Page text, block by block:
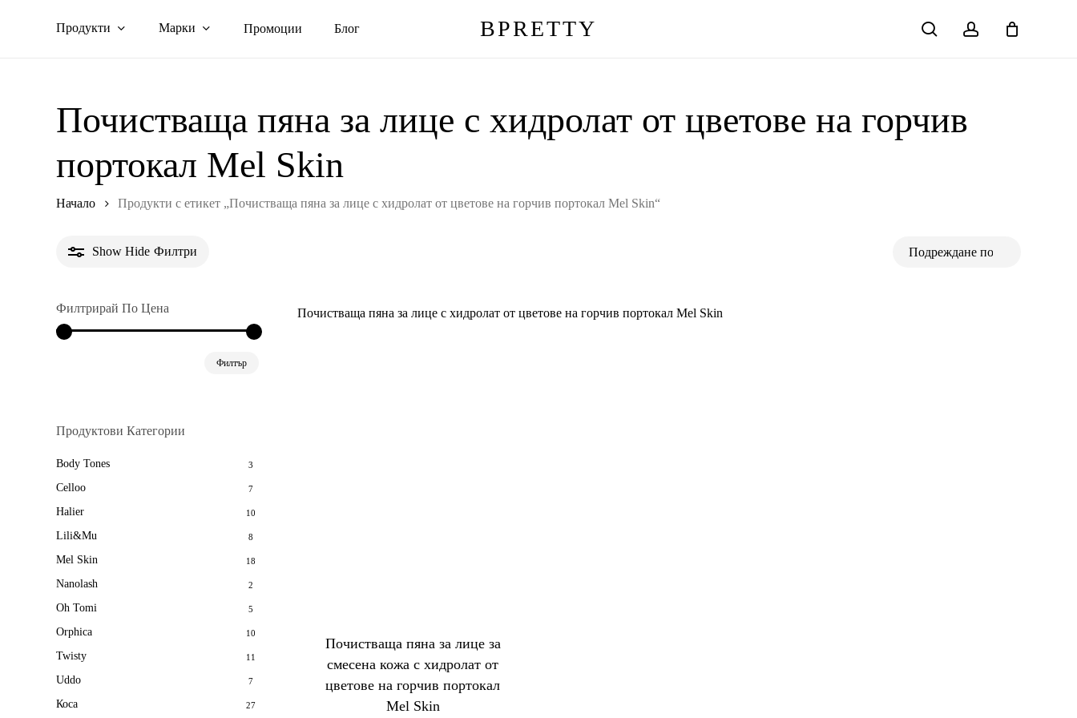
BPRETTY
Продукти Марки Промоции Блог search account
Почистваща пяна за лице с хидролат от цветове на горчив
портокал Mel Skin
Начало Продукти с етикет „Почистваща пяна за лице с хидролат от цветове на горчив портокал Mel Skin“
Show Hide Филтри
Филтрирай По Цена
Филтър
Продуктови Категории
Body Tones 3
Celloo 7
Halier 10
Lili&Mu 8
Mel Skin 18
Nanolash 2
Oh Tomi 5
Orphica 10
Twisty 11
Uddo 7
Коса 27
Почистваща пяна за лице с хидролат от цветове на горчив портокал Mel Skin
Почистваща пяна за лице за
смесена кожа с хидролат от
цветове на горчив портокал
Mel Skin